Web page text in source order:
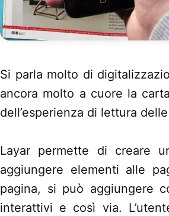
Si parla molto di
ancora molto a cuore la
dell’esperienza di lettura
Layar permette di creare
aggiungere elementi alle
pagina, si può aggiungere
interattivi e così via.